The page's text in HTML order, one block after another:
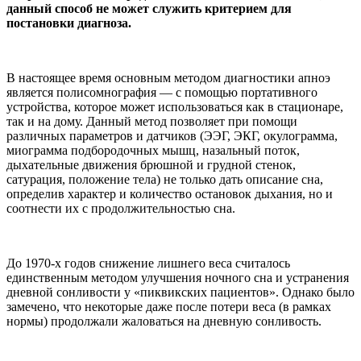
данный способ не может служить критерием для
постановки диагноза.
В настоящее время основным методом диагностики апноэ
является полисомнография — с помощью портативного
устройства, которое может использоваться как в стационаре,
так и на дому. Данный метод позволяет при помощи
различных параметров и датчиков (ЭЭГ, ЭКГ, окулограмма,
миограмма подбородочных мышц, назальный поток,
дыхательные движения брюшной и грудной стенок,
сатурация, положение тела) не только дать описание сна,
определив характер и количество остановок дыхания, но и
соотнести их с продолжительностью сна.
До 1970-х годов снижение лишнего веса считалось
единственным методом улучшения ночного сна и устранения
дневной сонливости у «пиквикских пациентов». Однако было
замечено, что некоторые даже после потери веса (в рамках
нормы) продолжали жаловаться на дневную сонливость.